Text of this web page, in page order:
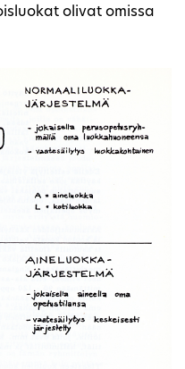
olivat omissa